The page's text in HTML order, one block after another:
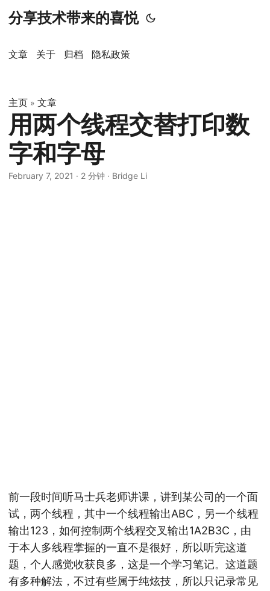
分享技术带来的喜悦
文章 关于 归档 隐私政策
主页 » 文章
用两个线程交替打印数
字和字母
February 7, 2021 · 2 分钟 · Bridge Li
前一段时间听马士兵老师讲课，讲到某公司的一个面
试，两个线程，其中一个线程输出ABC，另一个线程
输出123，如何控制两个线程交叉输出1A2B3C，由
于本人多线程掌握的一直不是很好，所以听完这道
题，个人感觉收获良多，这是一个学习笔记。这道题
有多种解法，不过有些属于纯炫技，所以只记录常见